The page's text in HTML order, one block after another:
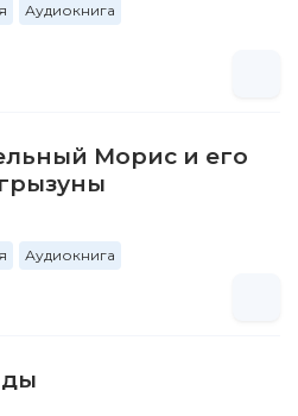
Аудиокнига
Морис и его
Аудиокнига